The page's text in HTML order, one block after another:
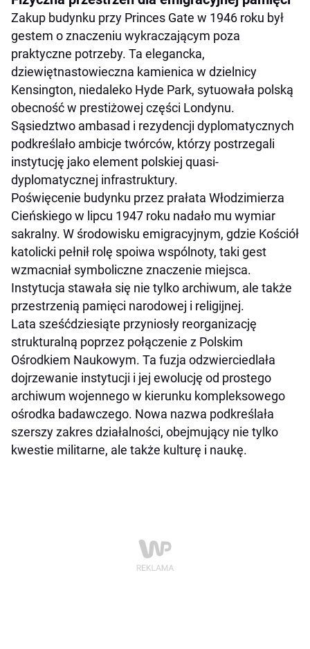
Zakup budynku przy Princes Gate w 1946 roku był
gestem o znaczeniu wykraczającym poza
praktyczne potrzeby. Ta elegancka,
dziewiętnastowieczna kamienica w dzielnicy
Kensington, niedaleko Hyde Park, sytuowała polską
obecność w prestiżowej części Londynu.
Sąsiedztwo ambasad i rezydencji dyplomatycznych
podkreślało ambicje twórców, którzy postrzegali
instytucję jako element polskiej quasi-
dyplomatycznej infrastruktury.
Poświęcenie budynku przez prałata Włodzimierza
Cieńskiego w lipcu 1947 roku nadało mu wymiar
sakralny. W środowisku emigracyjnym, gdzie Kościół
katolicki pełnił rolę spoiwa wspólnoty, taki gest
wzmacniał symboliczne znaczenie miejsca.
Instytucja stawała się nie tylko archiwum, ale także
przestrzenią pamięci narodowej i religijnej.
Lata sześćdziesiąte przyniosły reorganizację
strukturalną poprzez połączenie z Polskim
Ośrodkiem Naukowym. Ta fuzja odzwierciedlała
dojrzewanie instytucji i jej ewolucję od prostego
archiwum wojennego w kierunku kompleksowego
ośrodka badawczego. Nowa nazwa podkreślała
szerszy zakres działalności, obejmujący nie tylko
kwestie militarne, ale także kulturę i naukę.